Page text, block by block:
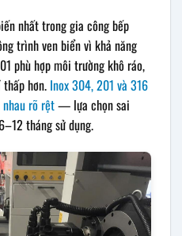
nhất trong gia công bếp
trình ven biển vì khả năng
phù hợp môi trường khô ráo,
hơn. Inox 304, 201 và 316
rõ rệt— lựa chọn sai
tháng sử dụng.